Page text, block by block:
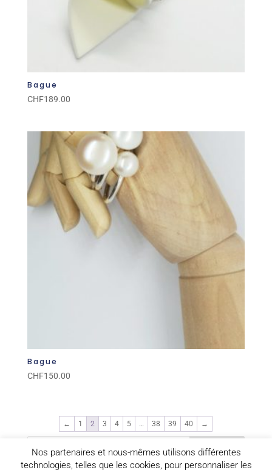
Bague
CHF189.00
Bague
CHF150.00
← 1 2 3 4 5 … 38 39 40 →
Nos partenaires et nous-mêmes utilisons différentes
technologies, telles que les cookies, pour personnaliser les